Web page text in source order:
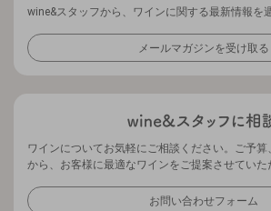
wine&スタッフから、ワインに関する最新情報を
メールマガジンを受け取る
ワインについてお気軽にご相談ください。ご予
から、お客様に最適なワインをご提案させていた
お問い合わせフォーム